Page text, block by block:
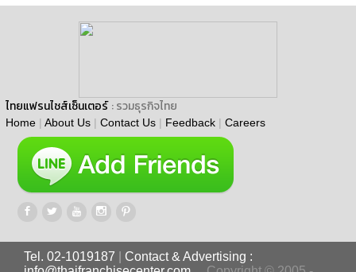
ไทยแฟรนไชส์เซ็นเตอร์ : รวมธุรกิจไทย
Home | About Us | Contact Us | Feedback | Careers
Tel. 02-1019187
Contact & Advertising :